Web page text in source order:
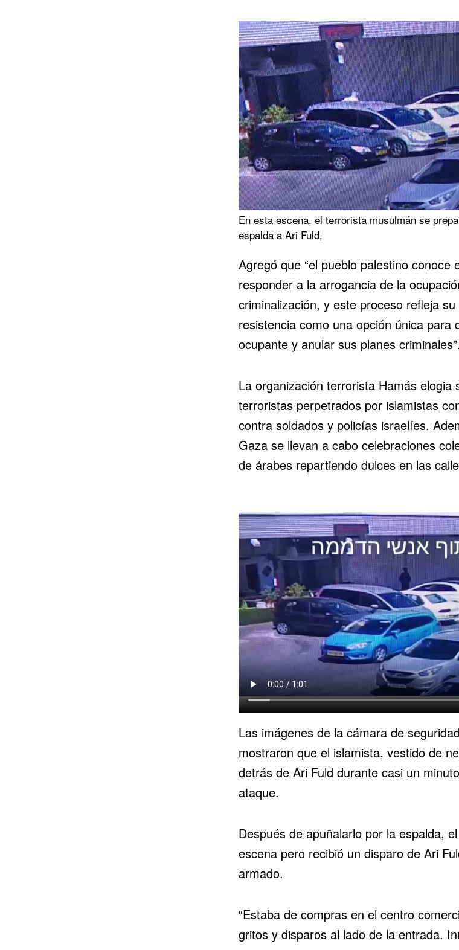
En esta escena, el terrorista musulmán se
espalda a Ari Fuld,
Agregó que “el pueblo palestino conoce
responder a la arrogancia de la
criminalización, y este proceso refleja
resistencia como una opción única para
ocupante y anular sus planes criminales”.
La organización terrorista Hamás elogia
terroristas perpetrados por islamistas
contra soldados y policías israelíes.
Gaza se llevan a cabo celebraciones
de árabes repartiendo dulces en las
Las imágenes de la cámara de
mostraron que el islamista, vestido de
detrás de Ari Fuld durante casi un
ataque.
Después de apuñalarlo por la espalda,
escena pero recibió un disparo de Ari
armado.
“Estaba de compras en el centro
gritos y disparos al lado de la entrada.